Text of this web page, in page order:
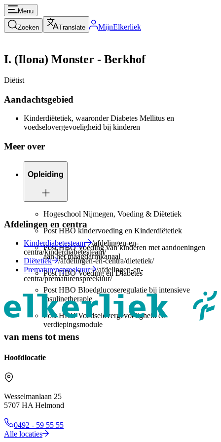
Menu
Zoeken Translate MijnElkerliek
I. (Ilona) Monster - Berkhof
Diëtist
Aandachtsgebied
Kinderdiëtetiek, waaronder Diabetes Mellitus en
voedselovergevoeligheid bij kinderen
Meer over
Opleiding
Hogeschool Nijmegen, Voeding & Diëtetiek
Post HBO kindervoeding en Kinderdiëtetiek
Post HBO Voeding van kinderen met aandoeningen
aan het maagdarmkanaal
Post HBO Voeding en Diabetes
Post HBO Bloedglucoseregulatie bij intensieve
insulinetherapie
Post HBO Voedselovergevoeligheid en
verdiepingsmodule
Afdelingen en centra
Kinderdiabetesteam
/afdelingen-en-
centra/kinderdiabetesteam/
Diëtetiek
/afdelingen-en-centra/dietetiek/
Prematurenspreekuur
/afdelingen-en-
centra/prematurenspreekuur/
van mens tot mens
Hoofdlocatie
Wesselmanlaan 25
5707 HA Helmond
0492 - 59 55 55
Alle locaties